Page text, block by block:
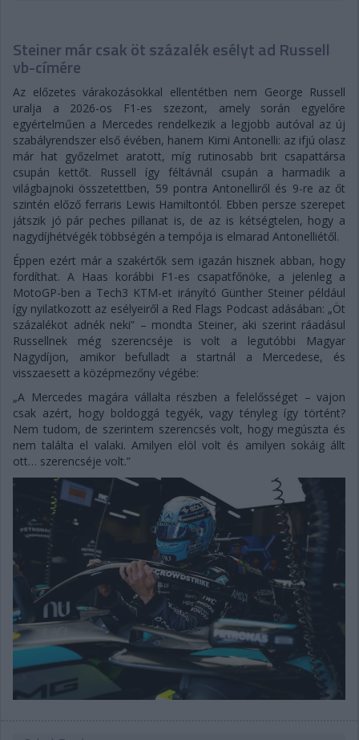
Steiner már csak öt százalék esélyt ad Russell
vb-címére
Az előzetes várakozásokkal ellentétben nem George Russell
uralja a 2026-os F1-es szezont, amely során egyelőre
egyértelműen a Mercedes rendelkezik a legjobb autóval az új
szabályrendszer első évében, hanem Kimi Antonelli: az ifjú olasz
már hat győzelmet aratott, míg rutinosabb brit csapattársa
csupán kettőt. Russell így féltávnál csupán a harmadik a
világbajnoki összetettben, 59 pontra Antonelliről és 9-re az őt
szintén előző ferraris Lewis Hamiltontól. Ebben persze szerepet
játszik jó pár peches pillanat is, de az is kétségtelen, hogy a
nagydíjhétvégék többségén a tempója is elmarad Antonelliétől.
Éppen ezért már a szakértők sem igazán hisznek abban, hogy
fordíthat. A Haas korábbi F1-es csapatfőnöke, a jelenleg a
MotoGP-ben a Tech3 KTM-et irányító Günther Steiner például
így nyilatkozott az esélyeiről a Red Flags Podcast adásában: „Öt
százalékot adnék neki” – mondta Steiner, aki szerint ráadásul
Russellnek még szerencséje is volt a legutóbbi Magyar
Nagydíjon, amikor befulladt a startnál a Mercedese, és
visszaesett a középmezőny végébe:
„A Mercedes magára vállalta részben a felelősséget – vajon
csak azért, hogy boldoggá tegyék, vagy tényleg így történt?
Nem tudom, de szerintem szerencsés volt, hogy megúszta és
nem találta el valaki. Amilyen elöl volt és amilyen sokáig állt
ott… szerencséje volt.”